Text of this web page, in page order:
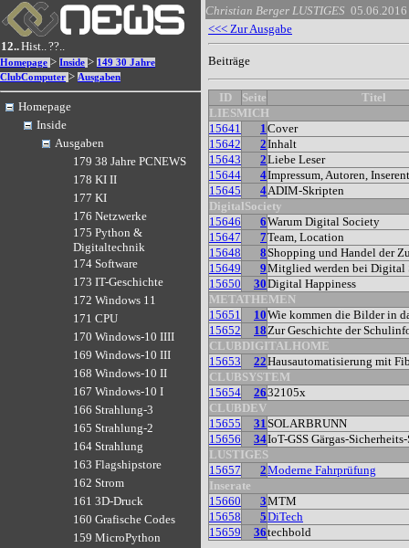
12..Hist..??..
Homepage > Inside > 149 30 Jahre
ClubComputer > Ausgaben
Homepage
Inside
Ausgaben
179 38 Jahre PCNEWS
178 KI II
177 KI
176 Netzwerke
175 Python &
Digitaltechnik
174 Software
173 IT-Geschichte
172 Windows 11
171 CPU
170 Windows-10 IIII
169 Windows-10 III
168 Windows-10 II
167 Windows-10 I
166 Strahlung-3
165 Strahlung-2
164 Strahlung
163 Flagshipstore
162 Strom
161 3D-Druck
160 Grafische Codes
159 MicroPython
Christian Berger LUSTIGES 05.06.2016
<<< Zur Ausgabe
Beiträge
ID Seite
Titel
LIESMICH
15641
1Cover
15642
2Inhalt
15643
2Liebe Leser
15644
4Impressum, Autoren,
15645
4ADIM-Skripten
DigitalSociety
15646
6Warum Digital Society
15647
7Team, Location
15648
8Shopping und Handel der
15649
9Mitglied werden bei Digital
15650
30Digital Happiness
METATHEMEN
15651
10Wie kommen die Bilder in
15652
18Zur Geschichte der
CLUBDIGITALHOME
15653
22Hausautomatisierung mit
CLUBSYSTEM
15654
2632105x
CLUBDEV
15655
31SOLARBRUNN
15656
34IoT-GSS Gärgas-
LUSTIGES
15657
2Moderne Fahrprüfung
Inserate
15660
3MTM
15658
5DiTech
15659
36techbold